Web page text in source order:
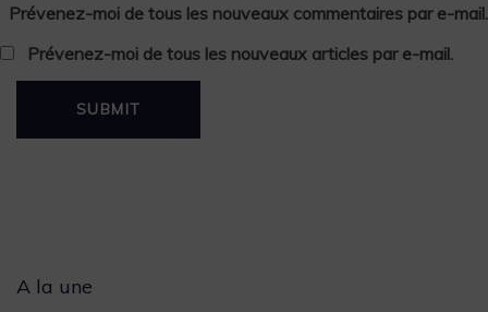
Prévenez-moi de tous les nouveaux commentaires par e-mail.
Prévenez-moi de tous les nouveaux articles par e-mail.
A la une
Archives